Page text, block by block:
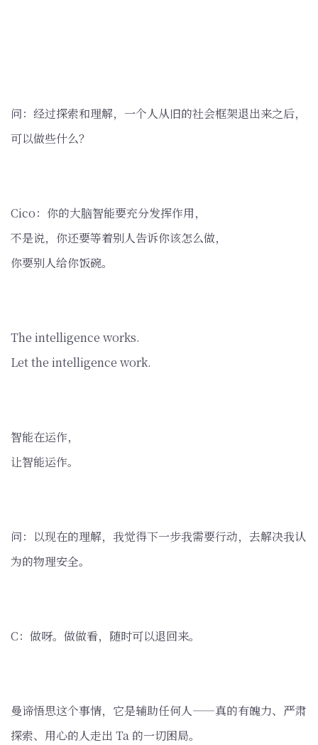
问：经过探索和理解，一个人从旧的社会框架退出来之后，
可以做些什么？
Cico：你的大脑智能要充分发挥作用，
不是说，你还要等着别人告诉你该怎么做，
你要别人给你饭碗。
The intelligence works.
Let the intelligence work.
智能在运作，
让智能运作。
问：以现在的理解，我觉得下一步我需要行动，去解决我认
为的物理安全。
C：做呀。做做看，随时可以退回来。
曼谛悟思这个事情，它是辅助任何人——真的有魄力、严肃
探索、用心的人走出 Ta 的一切困局。